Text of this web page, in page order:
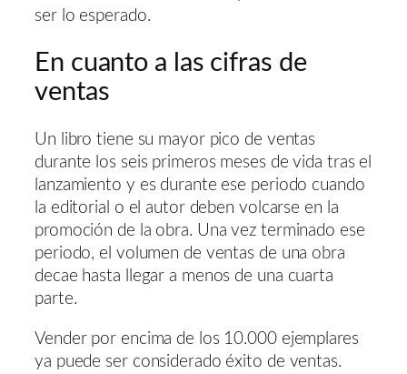
ser lo esperado.
En cuanto a las cifras de
ventas
Un libro tiene su mayor pico de ventas
durante los seis primeros meses de vida tras el
lanzamiento y es durante ese periodo cuando
la editorial o el autor deben volcarse en la
promoción de la obra. Una vez terminado ese
periodo, el volumen de ventas de una obra
decae hasta llegar a menos de una cuarta
parte.
Vender por encima de los 10.000 ejemplares
ya puede ser considerado éxito de ventas.